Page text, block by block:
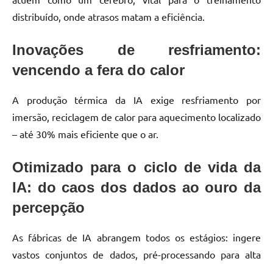
distribuído, onde atrasos matam a eficiência.
Inovações de resfriamento:
vencendo a fera do calor
A produção térmica da IA exige resfriamento por
imersão, reciclagem de calor para aquecimento localizado
– até 30% mais eficiente que o ar.
Otimizado para o ciclo de vida da
IA: do caos dos dados ao ouro da
percepção
As fábricas de IA abrangem todos os estágios: ingere
vastos conjuntos de dados, pré-processando para alta